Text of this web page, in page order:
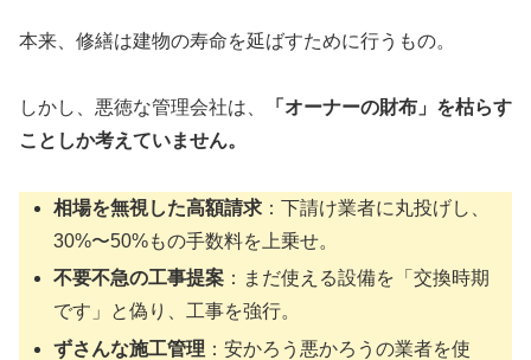
本来、修繕は建物の寿命を延ばすために行うもの。
しかし、悪徳な管理会社は、
「オーナーの財布」を枯らす
ことしか考えていません。
相場を無視した高額請求 ：下請け業者に丸投げし、
30%〜50%もの手数料を上乗せ。
不要不急の工事提案 ：まだ使える設備を「交換時期
です」と偽り、工事を強行。
ずさんな施工管理 ：安かろう悪かろうの業者を使